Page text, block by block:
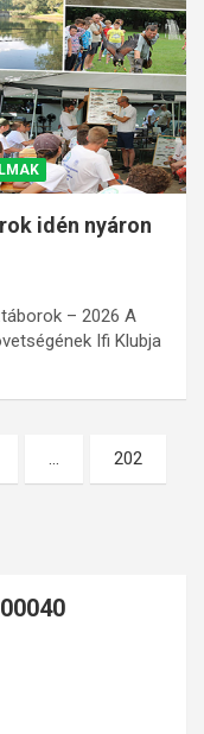
idén nyáron
– 2026 A
Ifi Klubja
… 202